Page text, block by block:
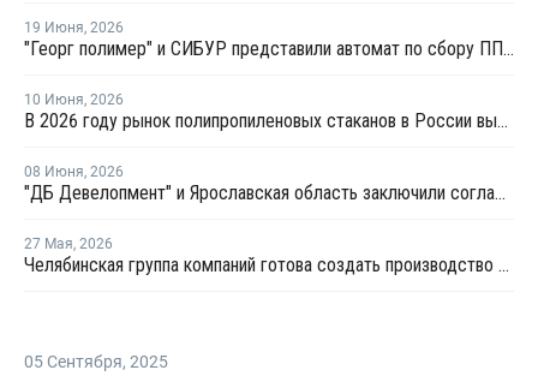
19 Июня, 2026
"Георг полимер" и СИБУР представили автомат по сбору ПП-тары для переработки
10 Июня, 2026
В 2026 году рынок полипропиленовых стаканов в России вырастет на 20–22%
08 Июня, 2026
"ДБ Девелопмент" и Ярославская область заключили соглашение по проекту завода полипропилена
27 Мая, 2026
Челябинская группа компаний готова создать производство компаундов для полимеров в Татарстане
05 Сентября, 2025